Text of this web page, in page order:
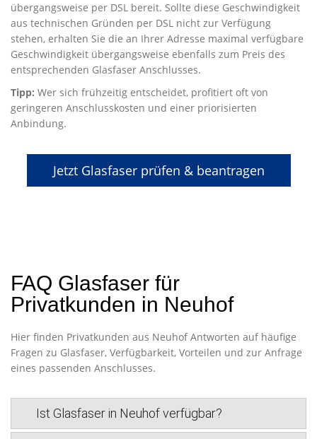
übergangsweise per DSL bereit. Sollte diese Geschwindigkeit
aus technischen Gründen per DSL nicht zur Verfügung
stehen, erhalten Sie die an Ihrer Adresse maximal verfügbare
Geschwindigkeit übergangsweise ebenfalls zum Preis des
entsprechenden Glasfaser Anschlusses.
Tipp: Wer sich frühzeitig entscheidet, profitiert oft von
geringeren Anschlusskosten und einer priorisierten
Anbindung.
Jetzt Glasfaser prüfen & beantragen
FAQ Glasfaser für
Privatkunden in Neuhof
Hier finden Privatkunden aus Neuhof Antworten auf häufige
Fragen zu Glasfaser, Verfügbarkeit, Vorteilen und zur Anfrage
eines passenden Anschlusses.
Ist Glasfaser in Neuhof verfügbar?